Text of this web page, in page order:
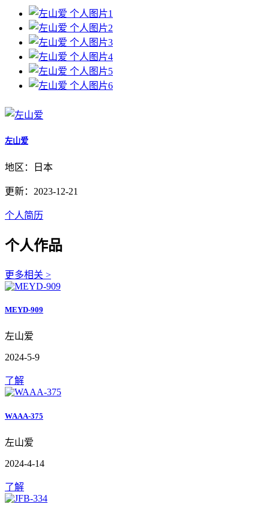
左山爱
地区：日本
更新：2023-12-21
个人简历
个人作品
更多相关 >
MEYD-909
左山爱
2024-5-9
了解
WAAA-375
左山爱
2024-4-14
了解